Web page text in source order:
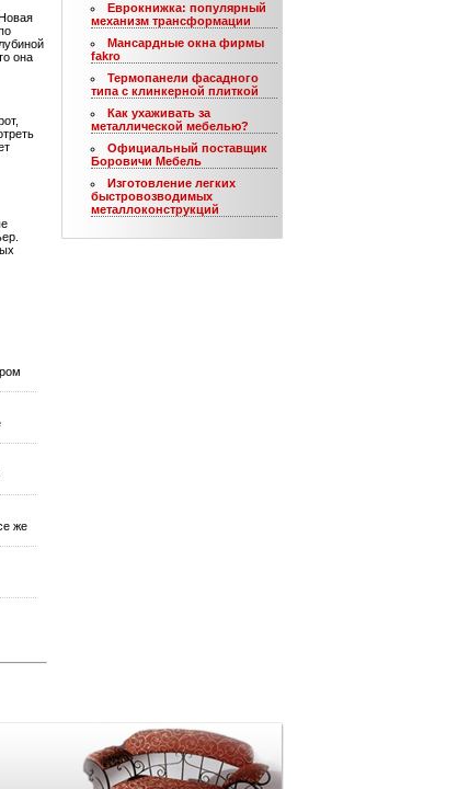
Еврокнижка: популярный
механизм трансформации
Мансардные окна фирмы
fakro
Термопанели фасадного
типа с клинкерной плиткой
Как ухаживать за
металлической мебелью?
Официальный поставщик
Боровичи Мебель
Изготовление легких
быстровозводимых
металлоконструкций
она
же